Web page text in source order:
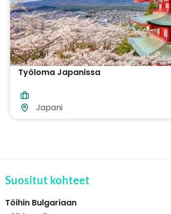
Työloma Japanissa
Japani
Suositut kohteet
Töihin Bulgariaan